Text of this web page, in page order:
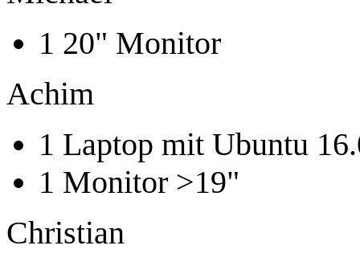
1 20" Monitor
Achim
1 Laptop mit Ubuntu
1 Monitor >19"
Christian